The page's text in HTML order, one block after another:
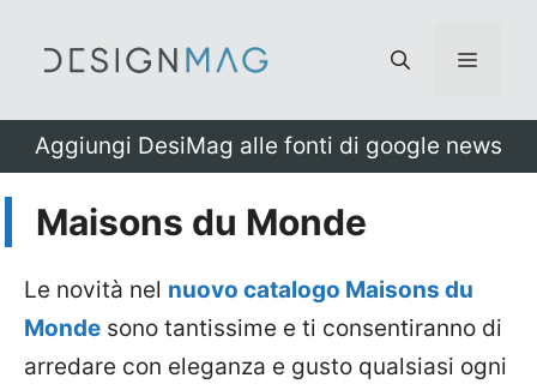
Menu
Aggiungi DesiMag alle fonti di google news
Maisons du Monde
Le novità nel nuovo catalogo Maisons du
Monde sono tantissime e ti consentiranno di
arredare con eleganza e gusto qualsiasi ogni